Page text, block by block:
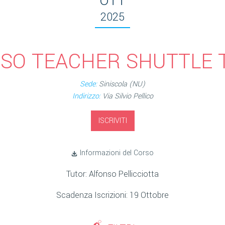
2025
TEACHER SHUTTLE
Sede:Siniscola (NU)
Indirizzo: Via Silvio Pellico
ISCRIVITI
Informazioni del Corso
Tutor: Alfonso Pellicciotta
Scadenza Iscrizioni: 19 Ottobre